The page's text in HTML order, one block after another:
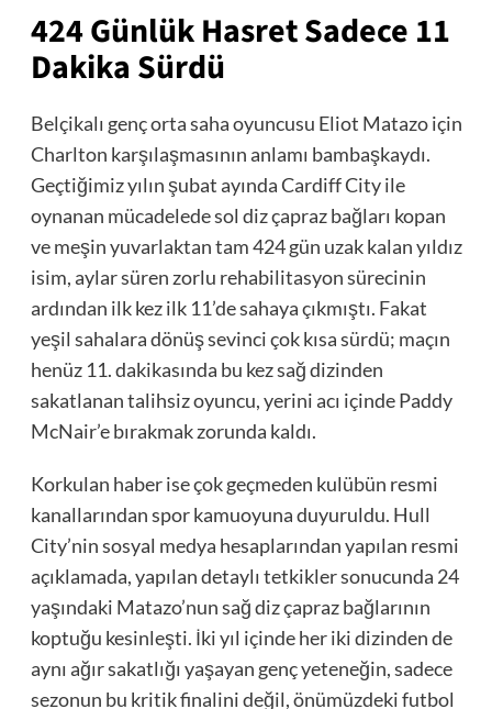
424 Günlük Hasret Sadece 11
Dakika Sürdü
Belçikalı genç orta saha oyuncusu Eliot Matazo için
Charlton karşılaşmasının anlamı bambaşkaydı.
Geçtiğimiz yılın şubat ayında Cardiff City ile
oynanan mücadelede sol diz çapraz bağları kopan
ve meşin yuvarlaktan tam 424 gün uzak kalan yıldız
isim, aylar süren zorlu rehabilitasyon sürecinin
ardından ilk kez ilk 11’de sahaya çıkmıştı. Fakat
yeşil sahalara dönüş sevinci çok kısa sürdü; maçın
henüz 11. dakikasında bu kez sağ dizinden
sakatlanan talihsiz oyuncu, yerini acı içinde Paddy
McNair’e bırakmak zorunda kaldı.
Korkulan haber ise çok geçmeden kulübün resmi
kanallarından spor kamuoyuna duyuruldu. Hull
City’nin sosyal medya hesaplarından yapılan resmi
açıklamada, yapılan detaylı tetkikler sonucunda 24
yaşındaki Matazo’nun sağ diz çapraz bağlarının
koptuğu kesinleşti. İki yıl içinde her iki dizinden de
aynı ağır sakatlığı yaşayan genç yeteneğin, sadece
sezonun bu kritik finalini değil, önümüzdeki futbol